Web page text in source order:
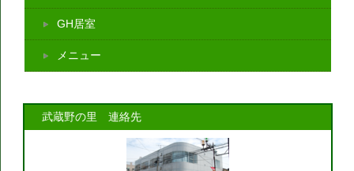
GH居室
メニュー
武蔵野の里 連絡先